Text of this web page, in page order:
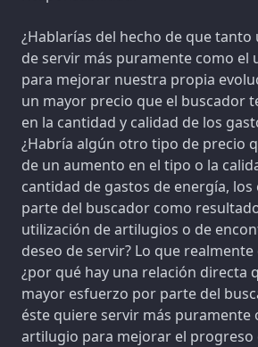
¿Hablarías del hecho de que tanto
de servir más puramente como el
para mejorar nuestra propia
un mayor precio que el buscador
en la cantidad y calidad de los
¿Habría algún otro tipo de precio
de un aumento en el tipo o la
cantidad de gastos de energía,
parte del buscador como
utilización de artilugios o de
deseo de servir? Lo que
¿por qué hay una relación directa
mayor esfuerzo por parte del
éste quiere servir más puramente
artilugio para mejorar el progreso